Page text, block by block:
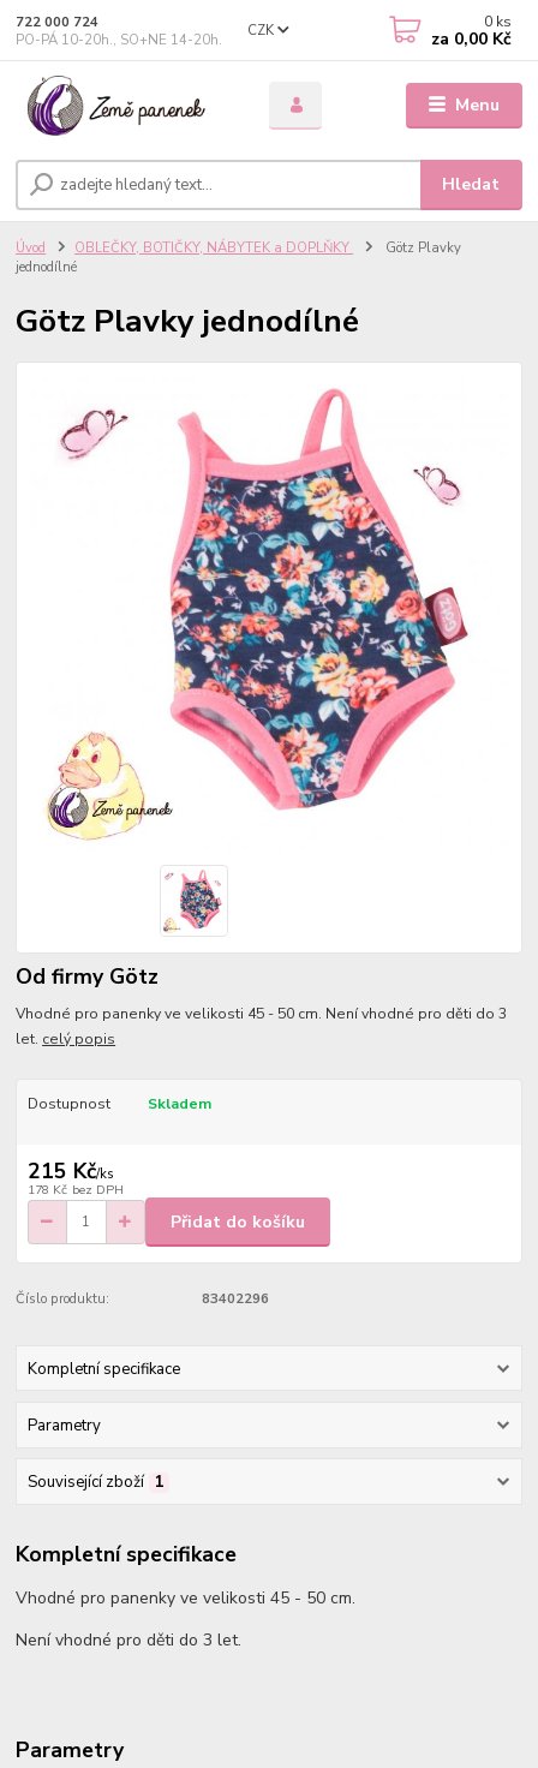
Menu
CZK
Hledat
722 000 724
PO-PÁ 10-20h., SO+NE 14-20h.
0 ks
za 0,00 Kč
Úvod OBLEČKY, BOTIČKY, NÁBYTEK a DOPLŇKY
Götz Plavky
jednodílné
Götz Plavky jednodílné
Od firmy Götz
Vhodné pro panenky ve velikosti 45 - 50 cm. Není vhodné pro děti do 3
let. celý popis
Dostupnost Skladem
215 Kč/ks
178 Kč bez DPH
Přidat do košíku
Číslo produktu: 83402296
Kompletní specifikace
Parametry
Související zboží 1
Kompletní specifikace
Vhodné pro panenky ve velikosti 45 - 50 cm.
Není vhodné pro děti do 3 let.
Parametry